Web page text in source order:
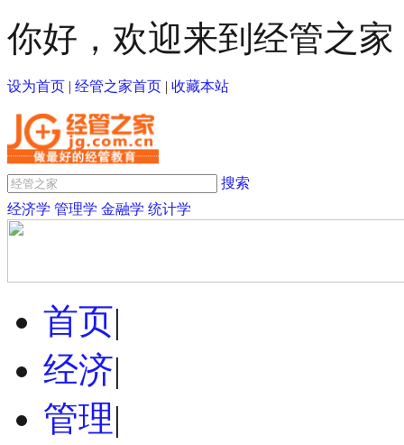
你好，欢迎来到经管之家
设为首页 | 经管之家首页 | 收藏本站
搜索
经济学 管理学 金融学 统计学
首页|
经济|
管理|